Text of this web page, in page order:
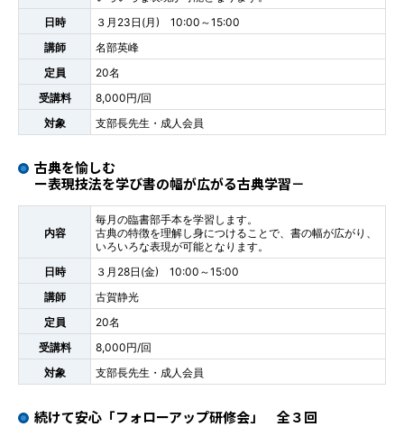
日時
３月23日(月) 10:00～15:00
講師
名部英峰
定員
20名
受講料
8,000円/回
対象
支部長先生・成人会員
古典を愉しむ
ー表現技法を学び書の幅が広がる古典学習－
内容
毎月の臨書部手本を学習します。
古典の特徴を理解し身につけることで、書の幅が広がり、
いろいろな表現が可能となります。
日時
３月28日(金) 10:00～15:00
講師
古賀静光
定員
20名
受講料
8,000円/回
対象
支部長先生・成人会員
続けて安心「フォローアップ研修会」 全３回